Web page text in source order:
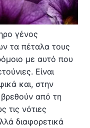
γένος
τα πέταλα τους
με αυτό που
Είναι
και, στην
από τη
τις νότιες
διαφορετικά